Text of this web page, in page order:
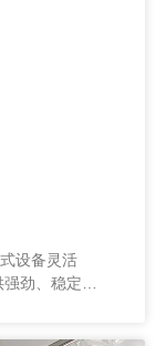
设备灵活
劲、稳定的